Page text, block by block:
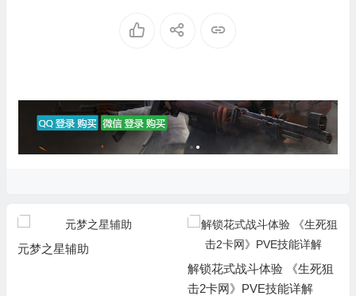
元梦之星辅助
解锁花式战斗体验 《生死狙
击2卡网》PVE技能详解